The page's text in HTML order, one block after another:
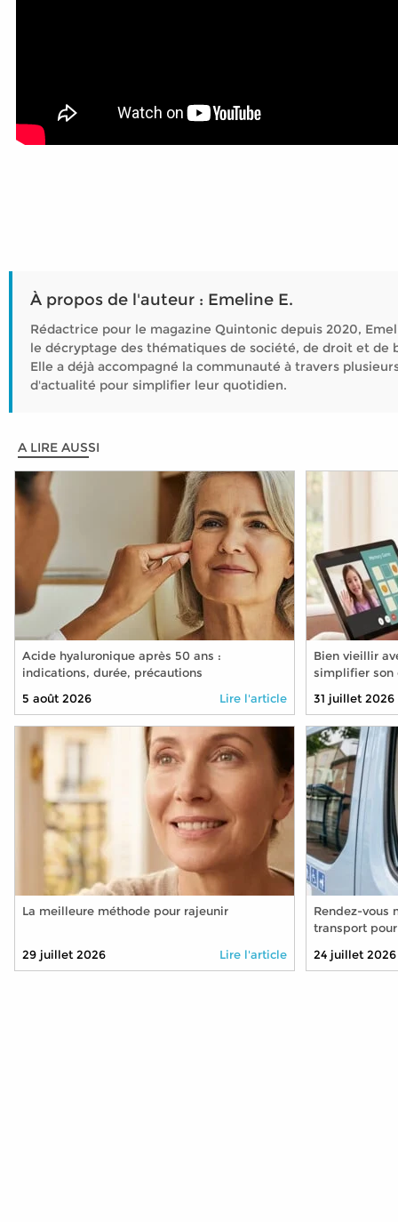
À propos de l'auteur : Emeline E.
Rédactrice pour le magazine Quintonic depuis 2020,
le décryptage des thématiques de société, de droit et de
Elle a déjà accompagné la communauté à travers
d'actualité pour simplifier leur quotidien.
A LIRE AUSSI
Acide hyaluronique après 50 ans :
indications, durée, précautions
5 août 2026
Lire l'article
Bien vieillir
simplifier son
31 juillet 2026
La meilleure méthode pour rajeunir
29 juillet 2026 Lire l'article
Rendez-vous
transport
24 juillet 2026